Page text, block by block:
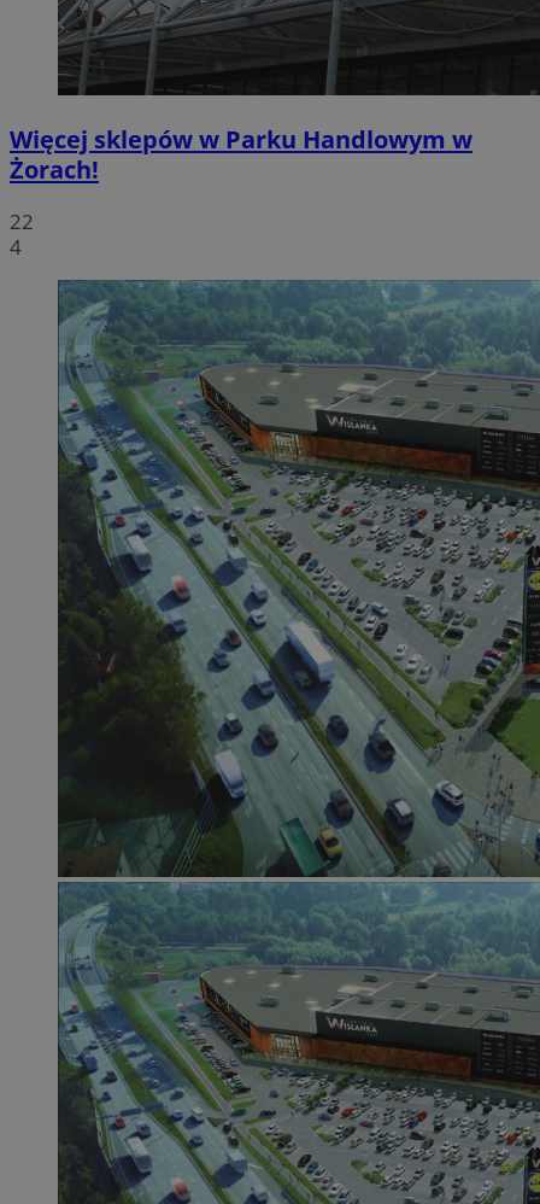
Więcej sklepów w Parku Handlowym w
Żorach!
22
4